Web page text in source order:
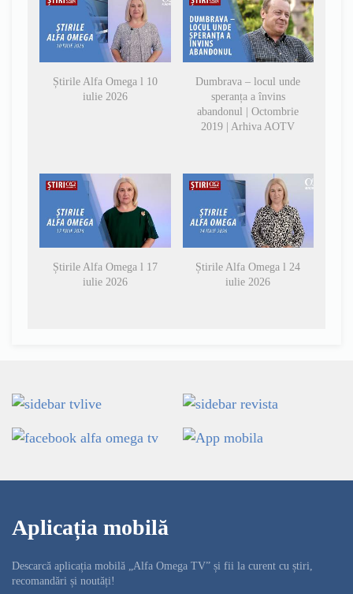
Știrile Alfa Omega l 10
iulie 2026
Dumbrava – locul unde
speranța a învins
abandonul | Octombrie
2019 | Arhiva AOTV
Știrile Alfa Omega l 17
iulie 2026
Știrile Alfa Omega l 24
iulie 2026
Aplicația mobilă
Descarcă aplicația mobilă „Alfa Omega TV” și fii la curent cu știri,
recomandări și noutăți!